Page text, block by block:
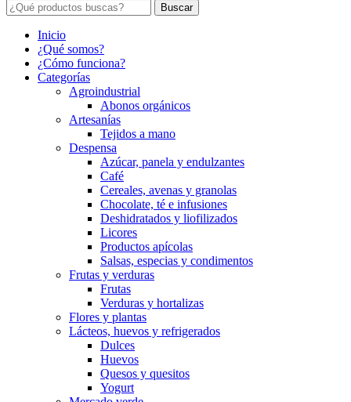
Buscar
Inicio
¿Qué somos?
¿Cómo funciona?
Categorías
Agroindustrial
Abonos orgánicos
Artesanías
Tejidos a mano
Despensa
Azúcar, panela y endulzantes
Café
Cereales, avenas y granolas
Chocolate, té e infusiones
Deshidratados y liofilizados
Licores
Productos apícolas
Salsas, especias y condimentos
Frutas y verduras
Frutas
Verduras y hortalizas
Flores y plantas
Lácteos, huevos y refrigerados
Dulces
Huevos
Quesos y quesitos
Yogurt